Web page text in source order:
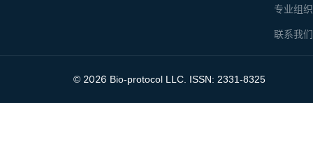
专业组
联系我们
© 2026 Bio-protocol LLC. ISSN: 2331-8325